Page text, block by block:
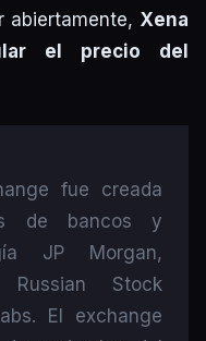
abiertamente, Xena
el precio del
fue creada
de bancos y
JP Morgan,
Russian Stock
El exchange